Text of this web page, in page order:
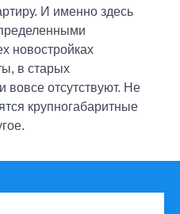
И именно здесь
новостройках
в старых
вовсе отсутствуют. Не
крупногабаритные